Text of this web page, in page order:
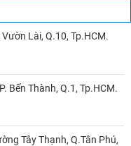
Lài, Q.10, Tp.HCM.
Bến Thành, Q.1, Tp.HCM.
Tây Thạnh, Q.Tân Phú,